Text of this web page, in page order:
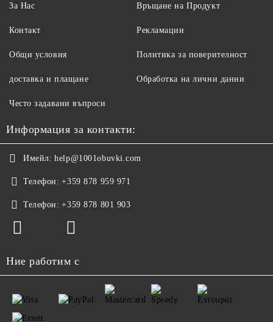
За Нас
Контакт
Общи условия
доставка и плащане
Връщане на Продукт
Рекламации
Политика за поверителност
Обработка на лични данни
Често задавани въпроси
Информация за контакти:
Имейл: help@1001obuvki.com
Телефон: +359 878 959 971
Телефон: +359 878 801 903
Ние работим с